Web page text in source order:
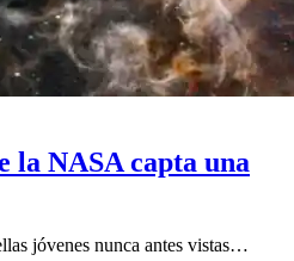
la NASA capta una
jóvenes nunca antes vistas…